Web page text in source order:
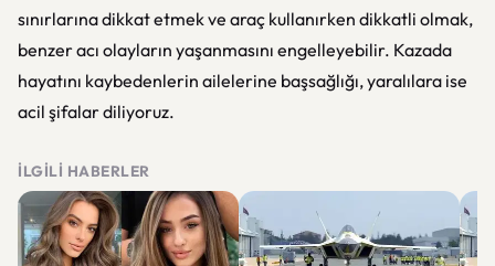
sınırlarına dikkat etmek ve araç kullanırken dikkatli olmak,
benzer acı olayların yaşanmasını engelleyebilir. Kazada
hayatını kaybedenlerin ailelerine başsağlığı, yaralılara ise
acil şifalar diliyoruz.
İLGILI HABERLER